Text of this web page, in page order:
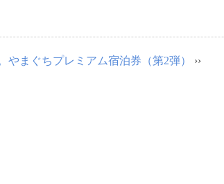
やまぐちプレミアム宿泊券（第2弾） ››